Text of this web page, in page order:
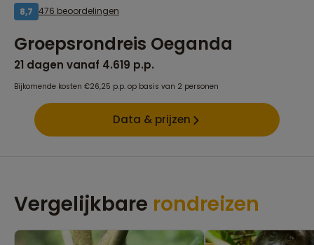
8,7 476 beoordelingen
Groepsrondreis Oeganda
21 dagen vanaf 4.619 p.p.
Bijkomende kosten €26,25 p.p. op basis van 2 personen
Data & prijzen
Vergelijkbare rondreizen